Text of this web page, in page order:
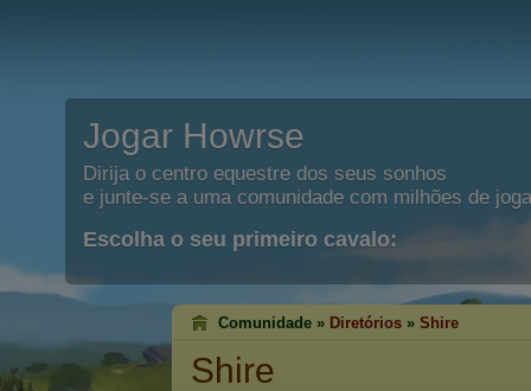
Jogar Howrse
Dirija o centro equestre dos seus sonhos
e junte-se a uma comunidade com milhões de
Escolha o seu primeiro cavalo:
Comunidade » Diretórios » Shire
Shire